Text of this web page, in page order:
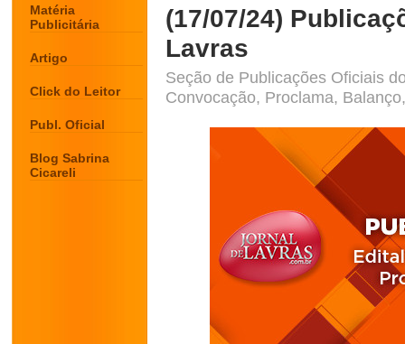
Matéria
Publicitária
Artigo
Click do Leitor
Publ. Oficial
Blog Sabrina
Cicareli
(17/07/24)
Lavras
Seção de Publicações Oficiais
Convocação, Proclama,